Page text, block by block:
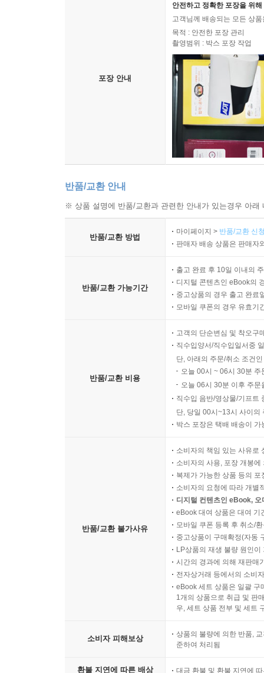
포장 안내
안전하고 정확한 포장을 위
고객님께 배송되는 모든 상
목적 : 안전한 포장 관리
촬영범위 : 박스 포장 작업
반품/교환 안내
※ 상품 설명에 반품/교환과 관련한 안내가 있는경우 아
반품/교환 방법
마이페이지 > 반품/교환 신
판매자 배송 상품은 판매자
반품/교환 가능기간
출고 완료 후 10일 이내의
디지털 콘텐츠인 eBook의
중고상품의 경우 출고 완료
모바일 쿠폰의 경우 유효기
반품/교환 비용
고객의 단순변심 및 착오구
직수입양서/직수입일서중
단, 아래의 주문/취소 조건
오늘 00시 ~ 06시 30분
오늘 06시 30분 이후 주
직수입 음반/영상물/기프트
단, 당일 00시~13시 사이의
박스 포장은 택배 배송이
반품/교환 불가사유
소비자의 책임 있는 사유로
소비자의 사용, 포장 개봉
복제가 가능한 상품 등의
소비자의 요청에 따라 개별
디지털 컨텐츠인 eBook,
eBook 대여 상품은 대여 기
모바일 쿠폰 등록 후 취소/
중고상품이 구매확정(자동
LP상품의 재생 불량 원인
시간의 경과에 의해 재판매
전자상거래 등에서의 소비
eBook 세트 상품은 일괄 구
1개의 상품으로 취급 및 판
우, 세트 상품 전부 및 세트
소비자 피해보상
상품의 불량에 의한 반품,
준하여 처리됨
환불 지연에 따른 배상 대금 환불 및 환불 지연에